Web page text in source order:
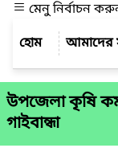
মেনু নির্বাচন
আমাদের
উপজেলা কৃষি
গাইবান্ধা